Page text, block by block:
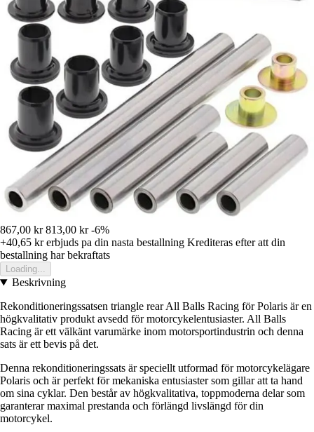
867,00 kr 813,00 kr -6%
+40,65 krerbjuds pa din nasta bestallning Krediteras efter att din
bestallning har bekraftats
Loading...
Beskrivning
Rekonditioneringssatsen triangle rear All Balls Racing för Polaris är en
högkvalitativ produkt avsedd för motorcykelentusiaster. All Balls
Racing är ett välkänt varumärke inom motorsportindustrin och denna
sats är ett bevis på det.
Denna rekonditioneringssats är speciellt utformad för motorcykelägare
Polaris och är perfekt för mekaniska entusiaster som gillar att ta hand
om sina cyklar. Den består av högkvalitativa, toppmoderna delar som
garanterar maximal prestanda och förlängd livslängd för din
motorcykel.